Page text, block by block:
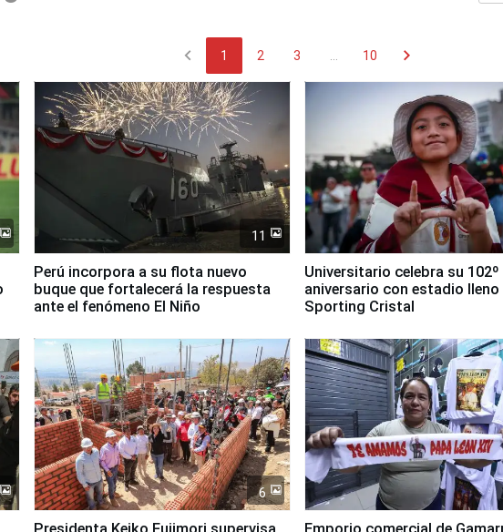
chevron_left 1 2 3 ... 10 chevron_right
11
Perú incorpora a su flota nuevo
buque que fortalecerá la respuesta
ante el fenómeno El Niño
Universitario celebra su 102º
aniversario con estadio lleno
Sporting Cristal
6